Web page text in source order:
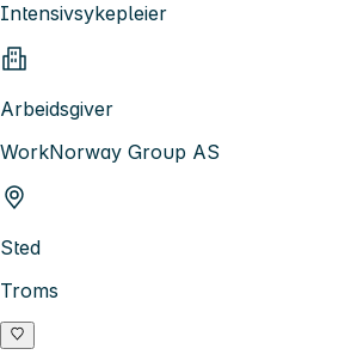
Intensivsykepleier
Arbeidsgiver
WorkNorway Group AS
Sted
Troms